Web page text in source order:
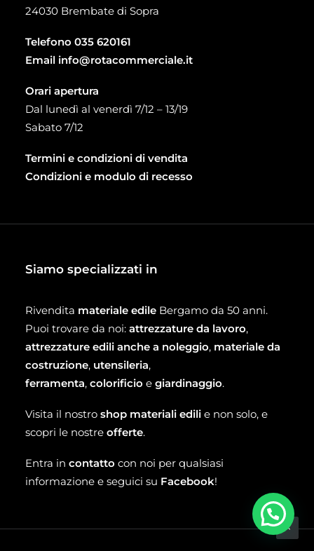
24030 Brembate di Sopra
Telefono 035 620161
Email info@rotacommerciale.it
Orari apertura
Dal lunedì al venerdì 7/12 – 13/19
Sabato 7/12
Termini e condizioni di vendita
Condizioni e modulo di recesso
Siamo specializzati in
Rivendita materiale edile Bergamo da 50 anni.
Puoi trovare da noi: attrezzature da lavoro,
attrezzature edili anche a noleggio, materiale da
costruzione, utensileria,
ferramenta, colorificio e giardinaggio.
Visita il nostro shop materiali edili e non solo, e
scopri le nostre offerte.
Entra in contatto con noi per qualsiasi
informazione e seguici su Facebook!